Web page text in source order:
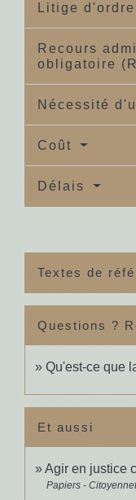
Litige
Recours
obligatoire
Nécessité
Coût
Délais
Textes de
Questions ?
Qu'est-ce que
Et aussi
Agir en justice
Papiers -